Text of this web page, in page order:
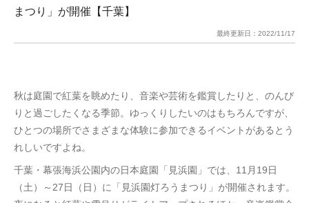
まつり」が開催【千葉】
最終更新日： 2022/11/17
秋は庭園で紅葉を眺めたり、音楽や芸術を鑑賞したりと、のんび
りと過ごしたくなる季節。ゆっくりしたいのはもちろんですが、
ひとつの場所でさまざまな体験に参加できるイベントがあるとう
れしいですよね。
千葉・幕張海浜公園内の日本庭園「見浜園」では、11月19日
（土）～27日（日）に「見浜園灯ろうまつり」が開催されます。